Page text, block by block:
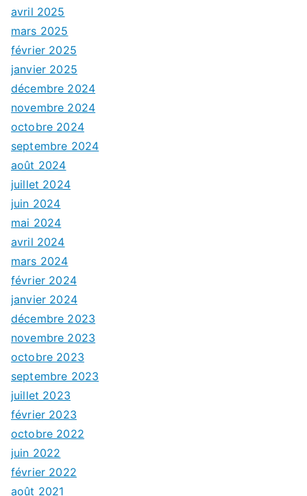
avril 2025
mars 2025
février 2025
janvier 2025
décembre 2024
novembre 2024
octobre 2024
septembre 2024
août 2024
juillet 2024
juin 2024
mai 2024
avril 2024
mars 2024
février 2024
janvier 2024
décembre 2023
novembre 2023
octobre 2023
septembre 2023
juillet 2023
février 2023
octobre 2022
juin 2022
février 2022
août 2021